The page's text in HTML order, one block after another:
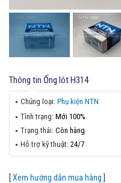
Thông tin Ống lót H314
Chủng loại: Phụ kiện NTN
Tình trạng: Mới 100%
Trạng thái: Còn hàng
Hỗ trợ kỹ thuật: 24/7
[Xem hướng dẫn mua hàng